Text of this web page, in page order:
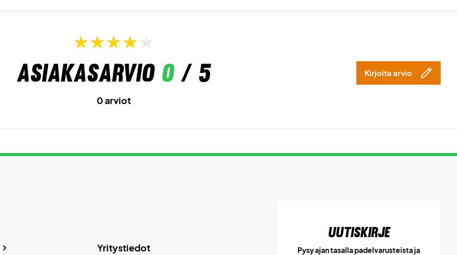
Asiakasarvio 0/ 5 Kirjoita arvio
0 arviot
Yritystiedot
Uutiskirje
Pysy ajan tasalla padelvarusteista ja